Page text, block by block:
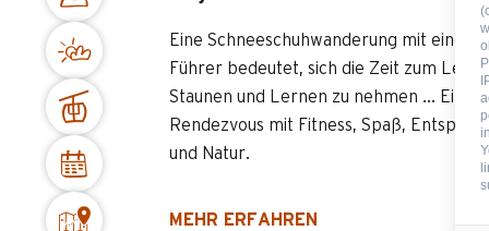
Eine Schneeschuhwanderung mit einem
Führer bedeutet, sich die Zeit zum
Staunen und Lernen zu nehmen ... Ein
Rendezvous mit Fitness, Spaß,
und Natur.
MEHR ERFAHREN